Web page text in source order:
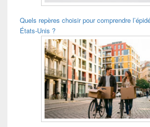
Quels repères choisir pour comprendre
États-Unis ?